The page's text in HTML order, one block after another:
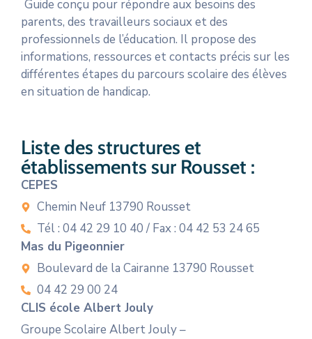
Guide conçu pour répondre aux besoins des
parents, des travailleurs sociaux et des
professionnels de l’éducation. Il propose des
informations, ressources et contacts précis sur les
différentes étapes du parcours scolaire des élèves
en situation de handicap.
Liste des structures et
établissements sur Rousset :
CEPES
Chemin Neuf 13790 Rousset
Tél : 04 42 29 10 40 / Fax : 04 42 53 24 65
Mas du Pigeonnier
Boulevard de la Cairanne 13790 Rousset
04 42 29 00 24
CLIS école Albert Jouly
Groupe Scolaire Albert Jouly –